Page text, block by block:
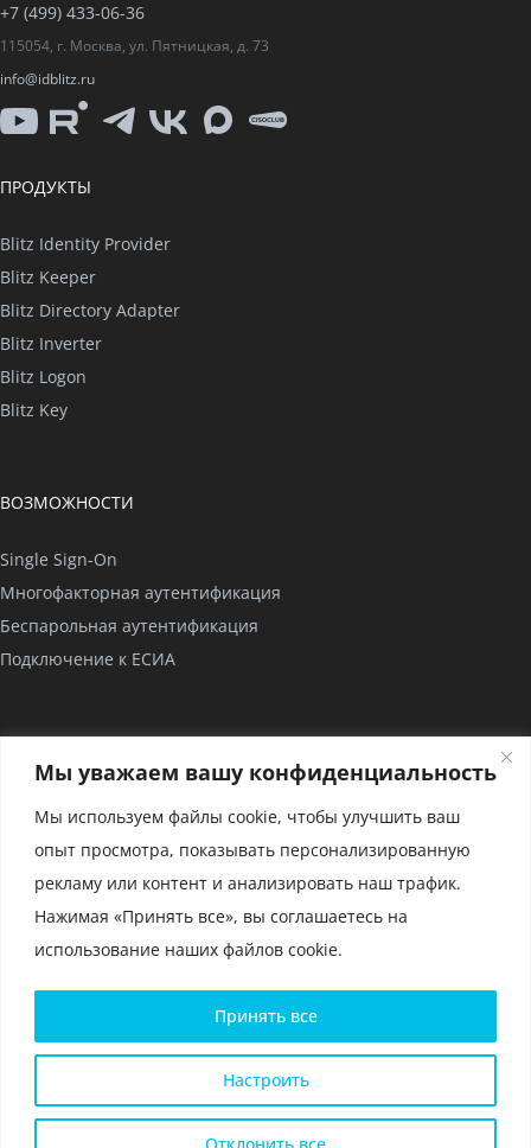
Мы уважаем вашу конфиденциальность
Мы используем файлы cookie, чтобы улучшить ваш
опыт просмотра, показывать персонализированную
рекламу или контент и анализировать наш трафик.
Нажимая «Принять все», вы соглашаетесь на
использование наших файлов cookie.
Настроить
Отклонить все
Принять все
+7 (499) 433-06-36
115054, г. Москва, ул. Пятницкая, д. 73
info@idblitz.ru
YouTubeRutubeTelegram
VK Max
CISO
ПРОДУКТЫ
Blitz Identity Provider
Blitz Keeper
Blitz Directory Adapter
Blitz Inverter
Blitz Logon
Blitz Key
ВОЗМОЖНОСТИ
Single Sign-On
Многофакторная аутентификация
Беспарольная аутентификация
Подключение к ЕСИА
О нас
Сертификаты
Политика конфиденциальности и условия использования
Политика конфиденциальности для мобильного приложения
ООО «РЕАК СОФТ» © 2014 —2026